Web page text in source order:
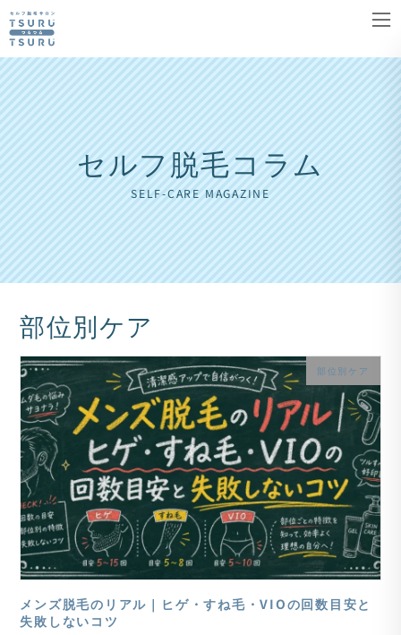
コ
ン
テ
ナ
ビ
ゲ
セルフ脱毛コラム
SELF-CARE MAGAZINE
部位別ケア
部位別ケア
メンズ脱毛のリアル｜ヒゲ・すね毛・VIOの回数目安と
失敗しないコツ